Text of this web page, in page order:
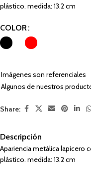
plástico. medida: 13.2 cm
COLOR
Imágenes son referenciales
Algunos de nuestros
Share:
Descripción
Apariencia metálica lapicero
plástico. medida: 13.2 cm